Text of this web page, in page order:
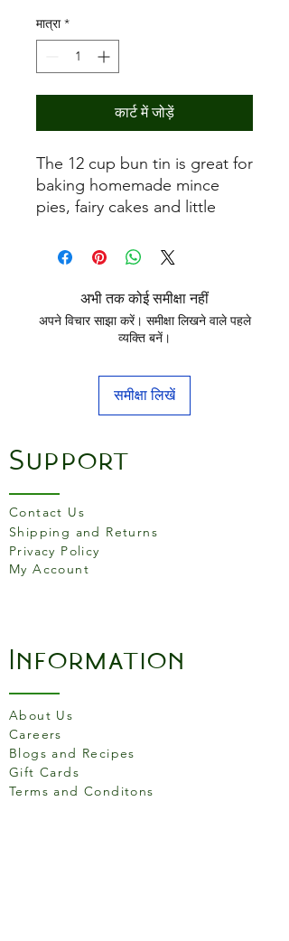
मात्रा *
कार्ट में जोड़ें
The 12 cup bun tin is great for
baking homemade mince
pies, fairy cakes and little
अभी तक कोई समीक्षा नहीं
अपने विचार साझा करें। समीक्षा लिखने वाले पहले
व्यक्ति बनें।
समीक्षा लिखें
Support
Contact Us
Shipping and Returns
Privacy Policy
My Account
Information
About Us
Careers
Blogs and Recipes
Gift Cards
Terms and Conditons